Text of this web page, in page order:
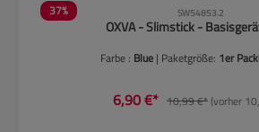
37% SW54853.2
OXVA - Slimstick -
Farbe : Blue | Paketgröße: 1er
6,90 €* 10,99 €*(vorher